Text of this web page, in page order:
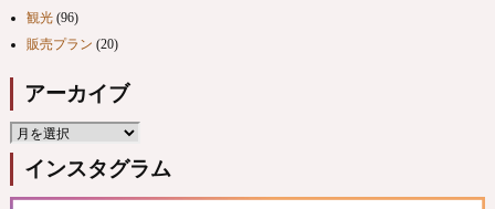
観光(96)
販売プラン (20)
アーカイブ
インスタグラム